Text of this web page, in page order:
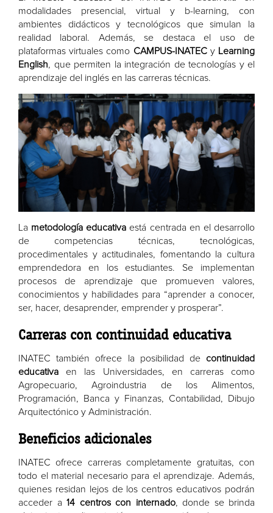
modalidades presencial, virtual y b-learning, con
ambientes didácticos y tecnológicos que simulan la
realidad laboral. Además, se destaca el uso de
plataformas virtuales como CAMPUS-INATECy Learning
English, que permiten la integración de tecnologías y el
aprendizaje del inglés en las carreras técnicas.
La metodología educativa está centrada en el desarrollo
de competencias técnicas, tecnológicas,
procedimentales y actitudinales, fomentando la cultura
emprendedora en los estudiantes. Se implementan
procesos de aprendizaje que promueven valores,
conocimientos y habilidades para “aprender a conocer,
ser, hacer, desaprender, emprender y prosperar”.
Carreras con continuidad educativa
INATEC también ofrece la posibilidad de continuidad
educativa en las Universidades, en carreras como
Agropecuario, Agroindustria de los Alimentos,
Programación, Banca y Finanzas, Contabilidad, Dibujo
Arquitectónico y Administración.
Beneficios adicionales
INATEC ofrece carreras completamente gratuitas, con
todo el material necesario para el aprendizaje. Además,
quienes residan lejos de los centros educativos podrán
acceder a 14 centros con internado, donde se brinda